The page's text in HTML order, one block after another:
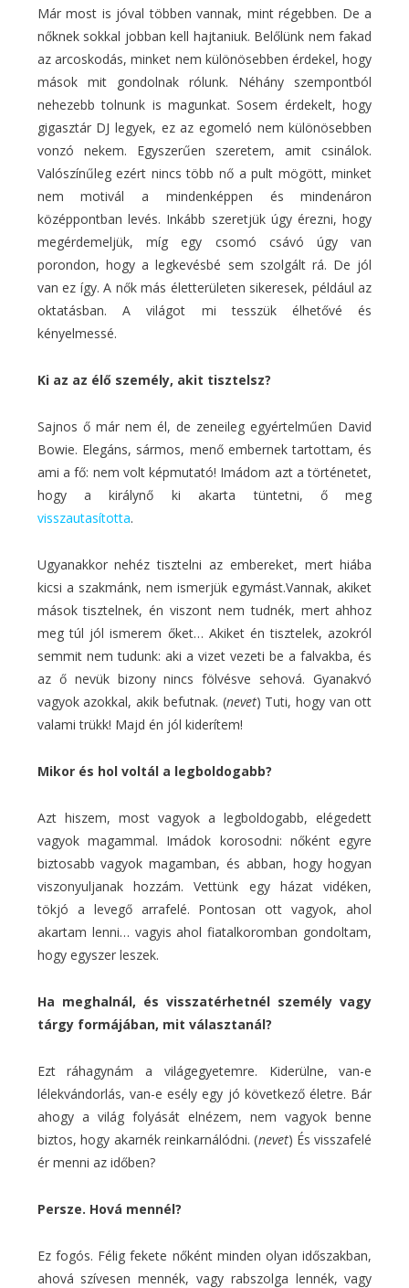
Már most is jóval többen vannak, mint régebben. De a
nőknek sokkal jobban kell hajtaniuk. Belőlünk nem fakad
az arcoskodás, minket nem különösebben érdekel, hogy
mások mit gondolnak rólunk. Néhány szempontból
nehezebb tolnunk is magunkat. Sosem érdekelt, hogy
gigasztár DJ legyek, ez az egomeló nem különösebben
vonzó nekem. Egyszerűen szeretem, amit csinálok.
Valószínűleg ezért nincs több nő a pult mögött, minket
nem motivál a mindenképpen és mindenáron
középpontban levés. Inkább szeretjük úgy érezni, hogy
megérdemeljük, míg egy csomó csávó úgy van
porondon, hogy a legkevésbé sem szolgált rá. De jól
van ez így. A nők más életterületen sikeresek, például az
oktatásban. A világot mi tesszük élhetővé és
kényelmessé.
Ki az az élő személy, akit tisztelsz?
Sajnos ő már nem él, de zeneileg egyértelműen David
Bowie. Elegáns, sármos, menő embernek tartottam, és
ami a fő: nem volt képmutató! Imádom azt a történetet,
hogy a királynő ki akarta tüntetni, ő meg
visszautasította.
Ugyanakkor nehéz tisztelni az embereket, mert hiába
kicsi a szakmánk, nem ismerjük egymást.Vannak, akiket
mások tisztelnek, én viszont nem tudnék, mert ahhoz
meg túl jól ismerem őket… Akiket én tisztelek, azokról
semmit nem tudunk: aki a vizet vezeti be a falvakba, és
az ő nevük bizony nincs fölvésve sehová. Gyanakvó
vagyok azokkal, akik befutnak. (nevet) Tuti, hogy van ott
valami trükk! Majd én jól kiderítem!
Mikor és hol voltál a legboldogabb?
Azt hiszem, most vagyok a legboldogabb, elégedett
vagyok magammal. Imádok korosodni: nőként egyre
biztosabb vagyok magamban, és abban, hogy hogyan
viszonyuljanak hozzám. Vettünk egy házat vidéken,
tökjó a levegő arrafelé. Pontosan ott vagyok, ahol
akartam lenni… vagyis ahol fiatalkoromban gondoltam,
hogy egyszer leszek.
Ha meghalnál, és visszatérhetnél személy vagy
tárgy formájában, mit választanál?
Ezt ráhagynám a világegyetemre. Kiderülne, van-e
lélekvándorlás, van-e esély egy jó következő életre. Bár
ahogy a világ folyását elnézem, nem vagyok benne
biztos, hogy akarnék reinkarnálódni. (nevet) És visszafelé
ér menni az időben?
Persze. Hová mennél?
Ez fogós. Félig fekete nőként minden olyan időszakban,
ahová szívesen mennék, vagy rabszolga lennék, vagy